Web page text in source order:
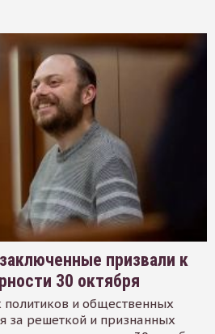
призвали к
30 октября
политиков и общественных
за решеткой и признанных